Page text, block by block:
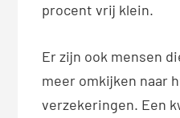
procent vrij klein.
Er zijn ook mensen
meer omkijken naar
verzekeringen. Een